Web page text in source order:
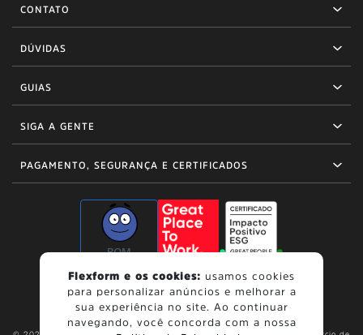
CONTATO
DÚVIDAS
GUIAS
SIGA A GENTE
PAGAMENTO, SEGURANÇA E CERTIFICADOS
BOM
Flexform e os cookies: usamos cookies
para personalizar anúncios e melhorar a
sua experiência no site. Ao continuar
navegando, você concorda com a nossa